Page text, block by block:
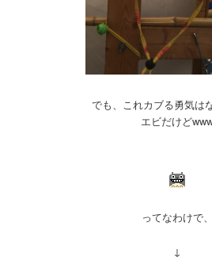
でも、これカブる勇気は
エビだけど
ってなわけで、
↓